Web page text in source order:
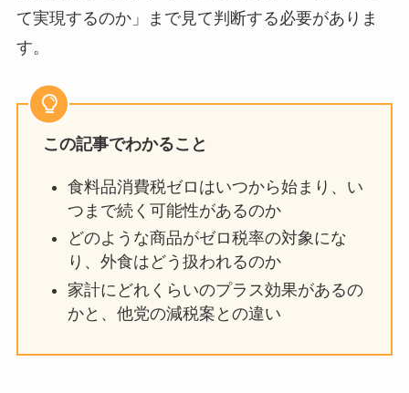
て実現するのか」まで見て判断する必要がありま
す。
この記事でわかること
食料品消費税ゼロはいつから始まり、い
つまで続く可能性があるのか
どのような商品がゼロ税率の対象にな
り、外食はどう扱われるのか
家計にどれくらいのプラス効果があるの
かと、他党の減税案との違い